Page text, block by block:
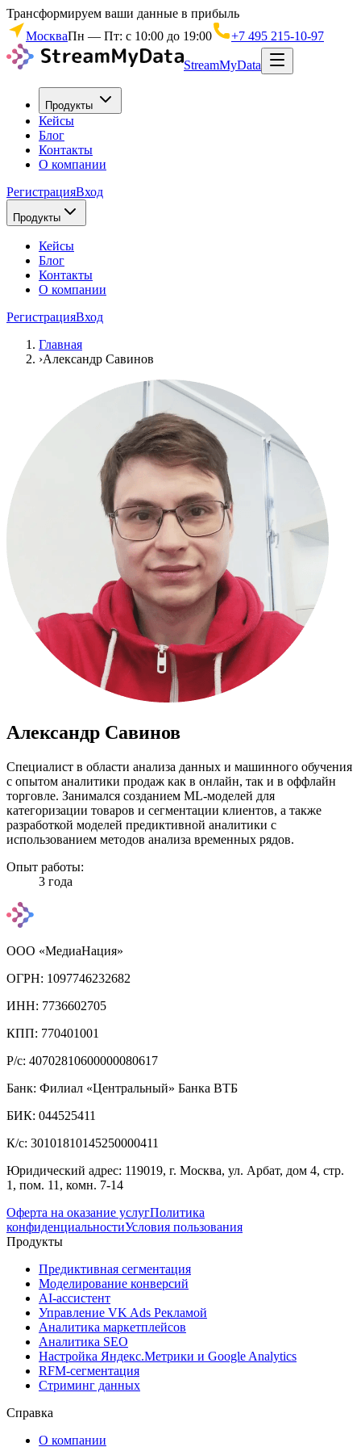
Трансформируем ваши данные в прибыль
МоскваПн — Пт: с 10:00 до 19:00 +7 495 215-10-97
StreamMyData
Продукты
Кейсы
Блог
Контакты
О компании
РегистрацияВход
Продукты
Кейсы
Блог
Контакты
О компании
РегистрацияВход
Главная
›Александр Савинов
Александр Савинов
Специалист в области анализа данных и машинного обучения
с опытом аналитики продаж как в онлайн, так и в оффлайн
торговле. Занимался созданием ML-моделей для
категоризации товаров и сегментации клиентов, а также
разработкой моделей предиктивной аналитики с
использованием методов анализа временных рядов.
Опыт работы:
3 года
ООО «МедиаНация»
ОГРН: 1097746232682
ИНН: 7736602705
КПП: 770401001
Р/с: 40702810600000080617
Банк: Филиал «Центральный» Банка ВТБ
БИК: 044525411
К/с: 30101810145250000411
Юридический адрес: 119019, г. Москва, ул. Арбат, дом 4, стр.
1, пом. 11, комн. 7-14
Оферта на оказание услугПолитика
конфиденциальностиУсловия пользования
Продукты
Предиктивная сегментация
Моделирование конверсий
AI-ассистент
Управление VK Ads Рекламой
Аналитика маркетплейсов
Аналитика SEO
Настройка Яндекс.Метрики и Google Analytics
RFM-сегментация
Cтриминг данных
Справка
О компании